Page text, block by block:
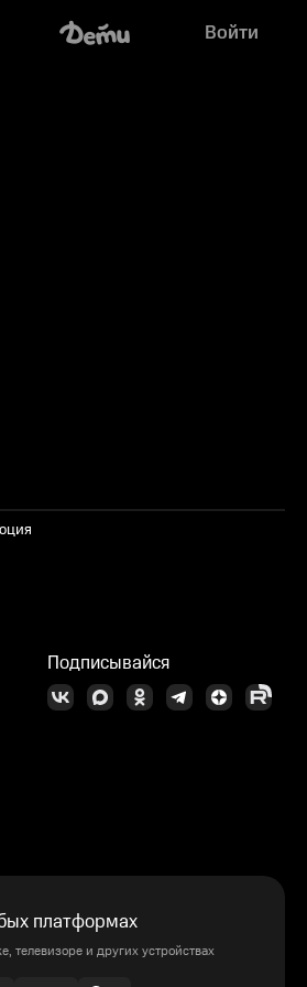
Войти
Подписывайся
платформах
телевизоре и других устройствах